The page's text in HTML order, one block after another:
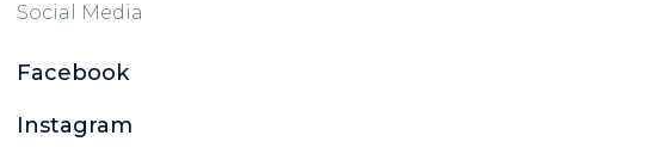
Social Media
Facebook
Instagram